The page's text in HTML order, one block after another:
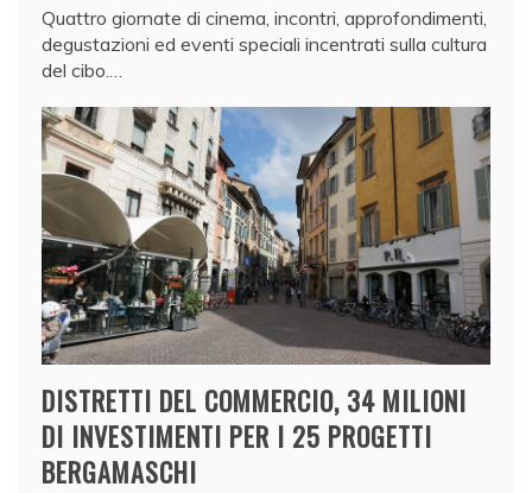
Quattro giornate di cinema, incontri, approfondimenti,
degustazioni ed eventi speciali incentrati sulla cultura
del cibo.…
DISTRETTI DEL COMMERCIO, 34 MILIONI
DI INVESTIMENTI PER I 25 PROGETTI
BERGAMASCHI